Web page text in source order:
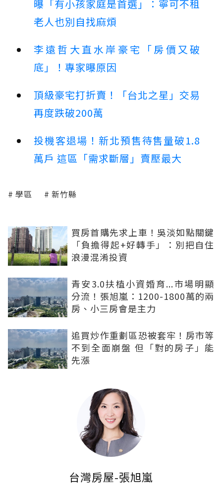
曝「有小孩家庭是首選」：寧可不租
老人也別自找麻煩
李遠哲大直水岸豪宅「房價又破
底」！專家曝原因
頂級豪宅打折賣！「台北之星」交易
再度跌破200萬
投機客退場！新北預售待售量破1.8
萬戶 這區「需求斷層」賣壓最大
學區 新竹縣
買房首購先求上車！吳淡如點關鍵
「負擔得起+好轉手」：別把自住
浪漫混淆投資
青安3.0扶植小資婚育...市場明顯
分流！張旭嵐：1200-1800萬的兩
房、小三房會是主力
追買炒作重劃區恐被套牢！房市等
不到全面崩盤 但「對的房子」能
先漲
台灣房屋-張旭嵐